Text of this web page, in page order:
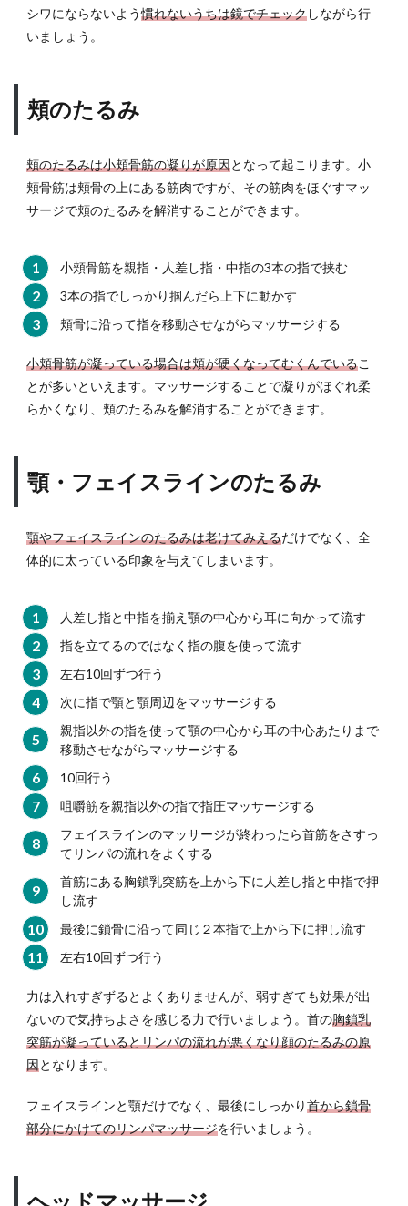
シワにならないよう慣れないうちは鏡でチェックしながら行
いましょう。
頬のたるみ
頬のたるみは小頬骨筋の凝りが原因となって起こります。小
頬骨筋は頬骨の上にある筋肉ですが、その筋肉をほぐすマッ
サージで頬のたるみを解消することができます。
小頬骨筋を親指・人差し指・中指の3本の指で挟む
3本の指でしっかり掴んだら上下に動かす
頬骨に沿って指を移動させながらマッサージする
小頬骨筋が凝っている場合は頬が硬くなってむくんでいるこ
とが多いといえます。マッサージすることで凝りがほぐれ柔
らかくなり、頬のたるみを解消することができます。
顎・フェイスラインのたるみ
顎やフェイスラインのたるみは老けてみえるだけでなく、全
体的に太っている印象を与えてしまいます。
人差し指と中指を揃え顎の中心から耳に向かって流す
指を立てるのではなく指の腹を使って流す
左右10回ずつ行う
次に指で顎と顎周辺をマッサージする
親指以外の指を使って顎の中心から耳の中心あたりまで
移動させながらマッサージする
10回行う
咀嚼筋を親指以外の指で指圧マッサージする
フェイスラインのマッサージが終わったら首筋をさすっ
てリンパの流れをよくする
首筋にある胸鎖乳突筋を上から下に人差し指と中指で押
し流す
最後に鎖骨に沿って同じ２本指で上から下に押し流す
左右10回ずつ行う
力は入れすぎずるとよくありませんが、弱すぎても効果が出
ないので気持ちよさを感じる力で行いましょう。首の胸鎖乳
突筋が凝っているとリンパの流れが悪くなり顔のたるみの原
因となります。
フェイスラインと顎だけでなく、最後にしっかり首から鎖骨
部分にかけてのリンパマッサージを行いましょう。